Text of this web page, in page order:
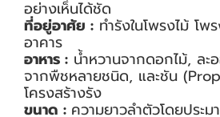
อย่างเห็นได้ชัด
ที่อยู่อาศัย : ทำรังในโพรงไม้ โ
อาคาร
อาหาร : น้ำหวานจากดอกไม้, ละ
จากพืชหลายชนิด, และชัน
โครงสร้างรัง
ขนาด : ความยาวลำตัวโดยประ